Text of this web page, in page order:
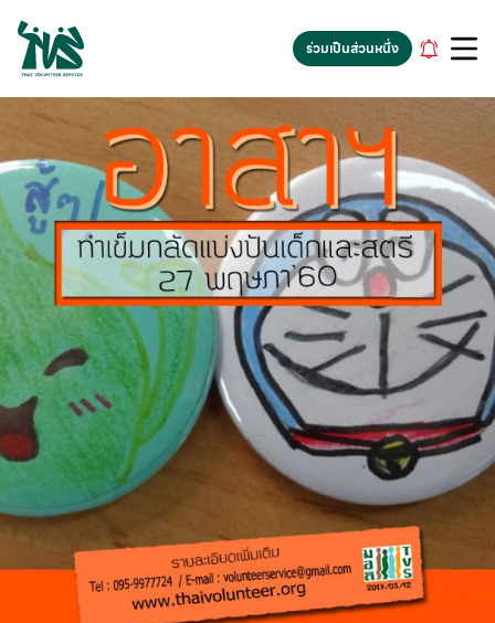
gv-5iuoxpem74qfjw.dv.googlehosted.com
ร่วมเป็นส่วนหนึ่ง